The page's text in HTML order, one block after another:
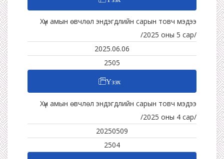
Хүн амын өвчлөл эндэгдлийн сарын товч мэдээ
/2025 оны 5 сар/
2025.06.06
2505
Үзэх
Хүн амын өвчлөл эндэгдлийн сарын товч мэдээ
/2025 оны 4 сар/
20250509
2504